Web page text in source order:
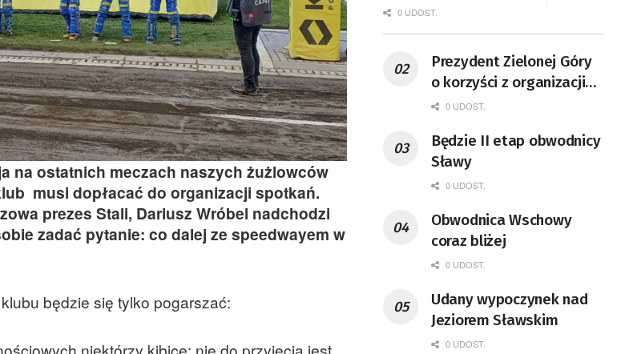
na ostatnich meczach naszych żużlowców
musi dopłacać do organizacji spotkań.
prezes Stali, Dariusz Wróbel nadchodzi
zadać pytanie: co dalej ze speedwayem w
będzie się tylko pogarszać:
niektórzy kibice: nie do przyjęcia jest
0 UDOST.
Prezydent Zielonej Góry
o korzyści z organizacji
mety Tour de Pologne
0 UDOST.
Będzie II etap obwodnicy
Sławy
0 UDOST.
Obwodnica Wschowy
coraz bliżej
0 UDOST.
Udany wypoczynek nad
Jeziorem Sławskim
0 UDOST.